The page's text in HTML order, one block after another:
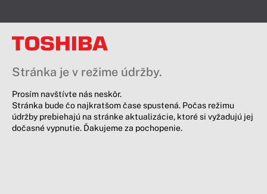
Stránka je v režime údržby.
Prosím navštívte nás neskôr.
Stránka bude čo najkratšom čase spustená. Počas režimu
údržby prebiehajú na stránke aktualizácie, ktoré si vyžadujú jej
dočasné vypnutie. Ďakujeme za pochopenie.